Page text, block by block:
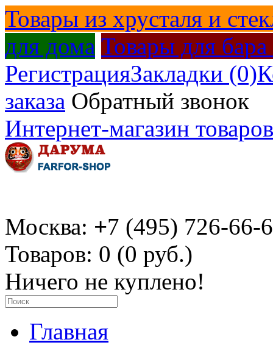
Товары из хрусталя и
для дома Товары для бара
РегистрацияЗакладки (0)
заказа Обратный звонок
Интернет-магазин
Москва: +7 (495) 726-66-
Товаров: 0 (0 руб.)
Ничего не куплено!
Главная